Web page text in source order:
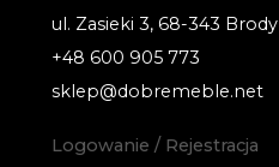
ul. Zasieki 3, 68-343 Brody
+48 600 905 773
sklep@dobremeble.net
Logowanie / Rejestracja